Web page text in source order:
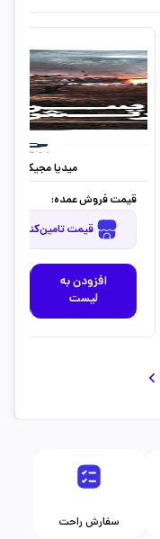
میدیا مجیک
قیمت فروش عمده:
قیمت تامین‌کنندگان دیگر
افزودن به
لیست
سفارش راحت